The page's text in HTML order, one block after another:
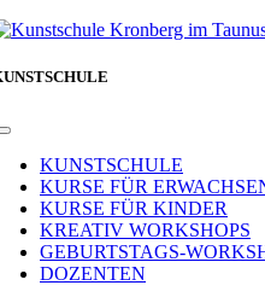
Toggle
NavigationKUNSTSCHULE
KURSE FÜR
KURSE FÜR KINDER
KREATIV WORKSHOPS
GEBURTSTAGS-
DOZENTEN